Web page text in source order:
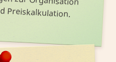
Preiskalkulation.